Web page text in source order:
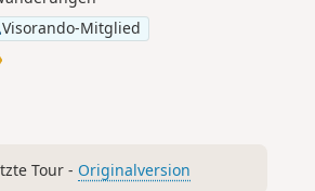
Visorando-Mitglied
Tour - Originalversion